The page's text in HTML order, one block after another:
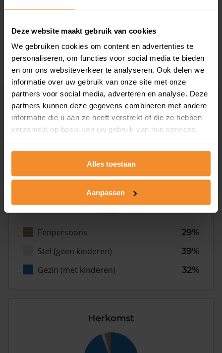
Deze website maakt gebruik van cookies
We gebruiken cookies om content en advertenties te
personaliseren, om functies voor social media te bieden
en om ons websiteverkeer te analyseren. Ook delen we
informatie over uw gebruik van onze site met onze
partners voor social media, adverteren en analyse. Deze
partners kunnen deze gegevens combineren met andere
informatie die u aan ze heeft verstrekt of die ze hebben
verzameld op basis van uw gebruik van hun services.
Alles toestaan
Aanpassen
1946 - 1980
1981 - 2007
2008 of later
0%
Inwoners
Eénpersoons
29%
Stel (geen kinderen)
39%
Gezin (met kinderen)
32%
Herkomst